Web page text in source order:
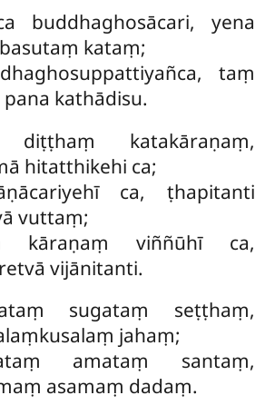
buddhaghosācari, yena
kataṃ;
taṃ
kathādisu.
diṭṭhaṃ katakāraṇaṃ,
hitatthikehi ca;
ca, ṭhapitanti
vuttaṃ;
kāraṇaṃ viññūhī ca,
vijānitanti.
sugataṃ seṭṭhaṃ,
jahaṃ;
amataṃ santaṃ,
asamaṃ dadaṃ.